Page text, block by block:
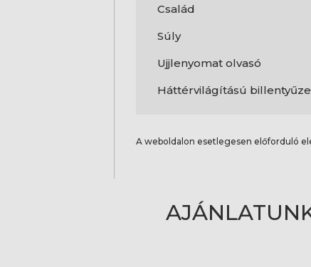
Család
Súly
Ujjlenyomat olvasó
Háttérvilágítású
A weboldalon esetlegesen előforduló